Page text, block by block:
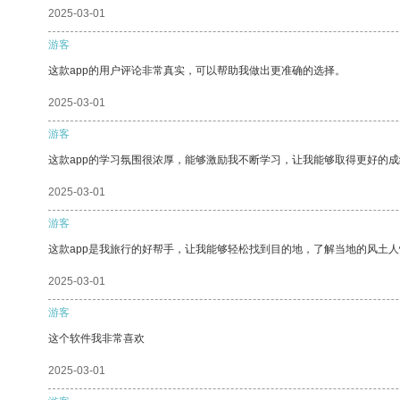
2025-03-01
游客
这款app的用户评论非常真实，可以帮助我做出更准确的选择。
2025-03-01
游客
这款app的学习氛围很浓厚，能够激励我不断学习，让我能够取得更好的成
2025-03-01
游客
这款app是我旅行的好帮手，让我能够轻松找到目的地，了解当地的风土人
2025-03-01
游客
这个软件我非常喜欢
2025-03-01